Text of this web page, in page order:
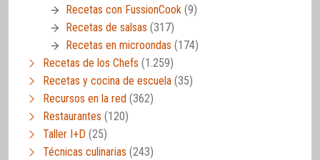
Recetas con FussionCook (9)
Recetas de salsas (317)
Recetas en microondas (174)
Recetas de los Chefs (1.259)
Recetas y cocina de escuela (35)
Recursos en la red (362)
Restaurantes (120)
Taller I+D (25)
Técnicas culinarias (243)